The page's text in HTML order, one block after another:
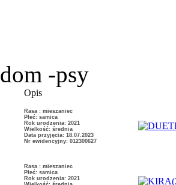
-psy
Opis
Rasa : mieszaniec
Płeć: samica
Rok urodzenia: 2021
Wielkość: średnia
Data przyjęcia: 18.07.2023
Nr ewidencyjny: 012300627
Rasa : mieszaniec
Płeć: samica
Rok urodzenia: 2021